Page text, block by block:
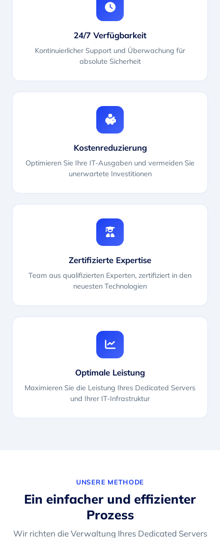
24/7 Verfügbarkeit
Kontinuierlicher Support und Überwachung für
absolute Sicherheit
Kostenreduzierung
Optimieren Sie Ihre IT-Ausgaben und vermeiden Sie
unerwartete Investitionen
Zertifizierte Expertise
Team aus qualifizierten Experten, zertifiziert in den
neuesten Technologien
Optimale Leistung
Maximieren Sie die Leistung Ihres Dedicated Servers
und Ihrer IT-Infrastruktur
UNSERE METHODE
Ein einfacher und effizienter
Prozess
Wir richten die Verwaltung Ihres Dedicated Servers